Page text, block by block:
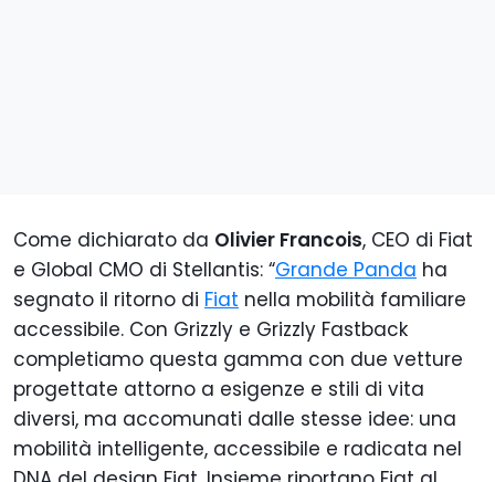
Come dichiarato da Olivier Francois, CEO di Fiat
e Global CMO di Stellantis: “Grande Panda ha
segnato il ritorno di Fiat nella mobilità familiare
accessibile. Con Grizzly e Grizzly Fastback
completiamo questa gamma con due vetture
progettate attorno a esigenze e stili di vita
diversi, ma accomunati dalle stesse idee: una
mobilità intelligente, accessibile e radicata nel